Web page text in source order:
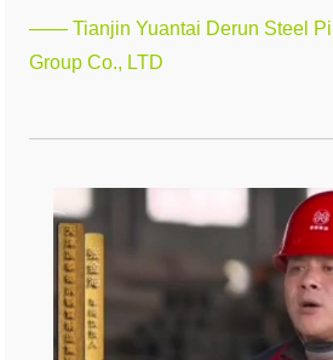
—— Tianjin Yuantai Derun Steel
Group Co., LTD